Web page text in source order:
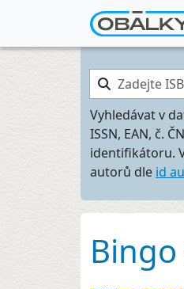
Zadejte ISBN…
Vyhledávat v
ISSN, EAN, č.
identifikátoru.
autorů dle id